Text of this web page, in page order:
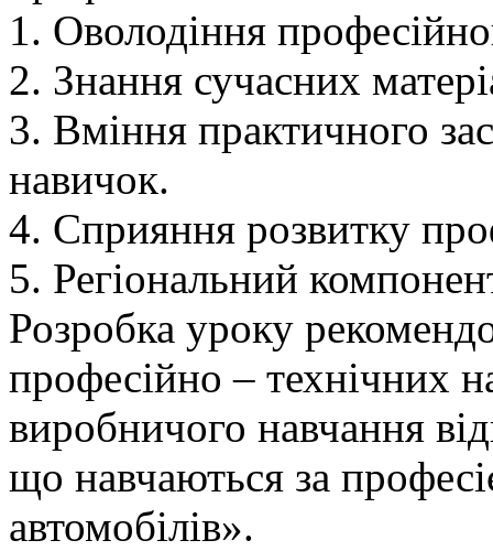
1. Оволодіння
2. Знання сучасних
3. Вміння практичного
навичок.
4. Сприяння розвитку
5. Регіональний
Розробка уроку
професійно – технічних
виробничого навчання
що навчаються за
автомобілів».